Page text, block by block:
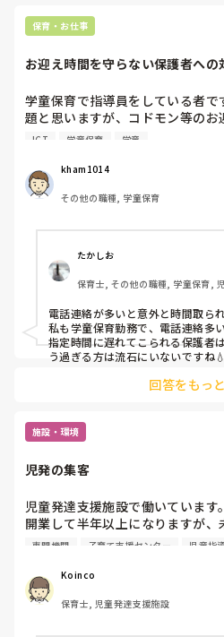
保育・お仕事
お迎え時間を守らない保護者への
学童保育で指導員をしている者で
題と思いますが、コドモン等の
っている情報と、実際に保護者が
私の施設ではしょっちゅうで、16
が、17時をすぎてもお迎えに来な
者への確認の電話連絡に毎日稼
が、保護者に失礼のないように
守ってもらえるよううまく伝える
頂きたいです。
ICT 学童保育 学童
kham1014
その他の職種, 学童保育
たかしお
保育士, その他の職種, 学童保育,
電話連絡が多いと意外と時間取ら
私も学童保育勤務で、電話連絡多
指定時間に遅れてこられる保護者
う過ぎる方は流石にいないですね
よう伝えてもいいかと思いますが…
コドモンの設定方法が分からないと
回答をもっ
施設・環境
児発の集客
児童発達支援施設で働いています。
開業して半年以上になりますが、
見学や体験される方も一カ月に一
私たち従業員ができることとし
ピールしています。
他の施設では、どのようにして
専門機関 子育て支援センター 児童指
Koinco
保育士, 児童発達支援施設